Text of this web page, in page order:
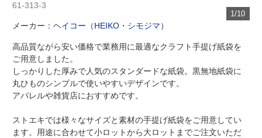
1/10
61-313-3
メーカー：ヘイコー（HEIKO・シモジマ）
高品質ながら安い価格で業務用に最適なクラフト手提げ紙袋を
ご用意しました。
しっかりした厚みで人気のスタンダードな紙袋。黒無地紙袋に
丸ひものシンプルで使いやすいデザインです。
アパレルや雑貨店におすすめです。
ストエキでは様々なサイズと素材の手提げ紙袋をご用意してい
ます。用途に合わせて小ロットから大ロットまでご注文いただ